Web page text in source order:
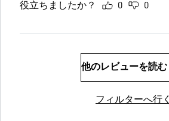
役立ちましたか？ 0 0
他のレビューを読む
フィルターへ行く